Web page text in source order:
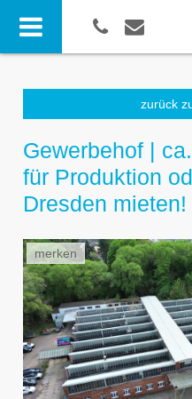
zurück
Gewerbehof |
für Produktion
Dresden mieten!
merken